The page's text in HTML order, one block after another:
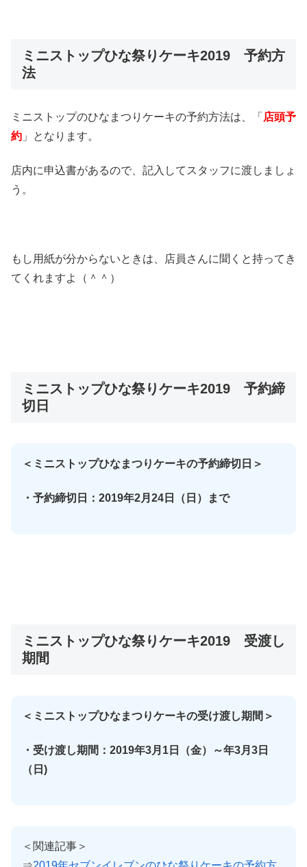
ミニストップひな祭りケーキ2019 予約方
法
ミニストップのひなまつりケーキの予約方法は、「 店頭予
約 」となります。
店内に申込書があるので、記入してスタッフに渡しましょ
う。
もし用紙が分からないときは、店員さんに聞くと持ってき
てくれますよ（＾＾）
ミニストップひな祭りケーキ2019 予約締
切日
＜ミニストップひなまつりケーキの予約締切日＞
・予約締切日：2019年2月24日（日）まで
ミニストップひな祭りケーキ2019 受渡し
期間
＜ミニストップひなまつりケーキの受け渡し期間＞
・受け渡し期間：2019年3月1日（金）～年3月3日
（日)
＜関連記事＞